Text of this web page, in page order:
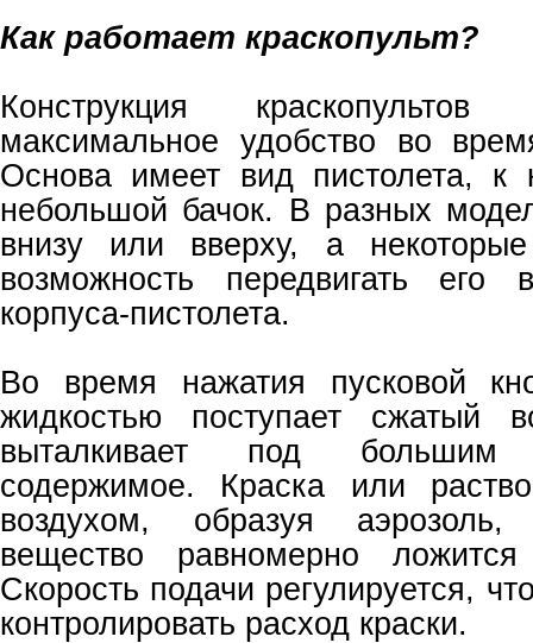
Как работает краскопульт?
Конструкция
максимальное удобство во
Основа имеет вид пистолета, к
небольшой бачок. В разных
внизу или вверху, а некоторые
возможность передвигать его
корпуса-пистолета.
Во время нажатия пусковой
жидкостью поступает сжатый
выталкивает под
содержимое. Краска или
воздухом, образуя
вещество равномерно
Скорость подачи регулируется,
контролировать расход краски.